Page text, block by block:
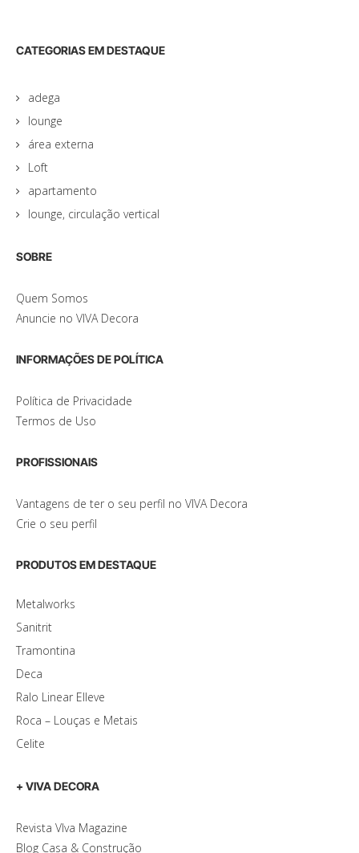
CATEGORIAS EM DESTAQUE
adega
lounge
área externa
Loft
apartamento
lounge, circulação vertical
SOBRE
Quem Somos
Anuncie no VIVA Decora
INFORMAÇÕES DE POLÍTICA
Política de Privacidade
Termos de Uso
PROFISSIONAIS
Vantagens de ter o seu perfil no VIVA Decora
Crie o seu perfil
PRODUTOS EM DESTAQUE
Metalworks
Sanitrit
Tramontina
Deca
Ralo Linear Elleve
Roca – Louças e Metais
Celite
+ VIVA DECORA
Revista VIva Magazine
Blog Casa & Construção